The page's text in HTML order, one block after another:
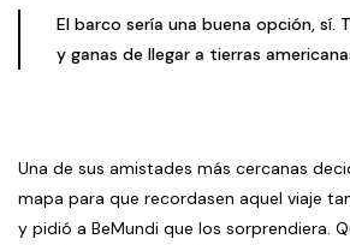
El barco sería una buena opción, sí.
y ganas de llegar a tierras
Una de sus amistades más cercanas
mapa para que recordasen aquel viaje
y pidió a BeMundi que los sorprendiera.